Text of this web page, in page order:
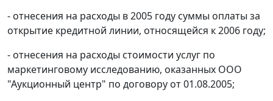
- отнесения на расходы в 2005 году суммы оплаты за
открытие кредитной линии, относящейся к 2006 году;
- отнесения на расходы стоимости услуг по
маркетинговому исследованию, оказанных ООО
"Аукционный центр" по договору от 01.08.2005;